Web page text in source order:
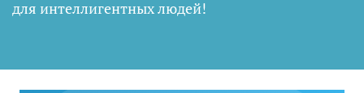
для интеллигентных людей!